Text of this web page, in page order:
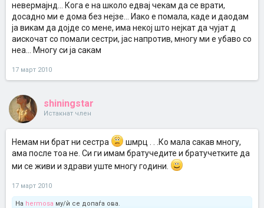
невермајнд... Кога е на школо едвај чекам да се врати,
досадно ми е дома без нејзе... Иако е помала, каде и даодам
ја викам да дојде со мене, има некој што нејкат да чујат д
аискочат со помали сестри, јас напротив, многу ми е убаво со
неа... Многу си ја сакам
17 март 2010
shiningstar
Истакнат член
Немам ни брат ни сестра
шмрц . . .Ко мала сакав многу,
ама после тоа не. Си ги имам братучедите и братучетките да
ми се живи и здрави уште многу години.
17 март 2010
На hermosa му/ѝ се допаѓа ова.